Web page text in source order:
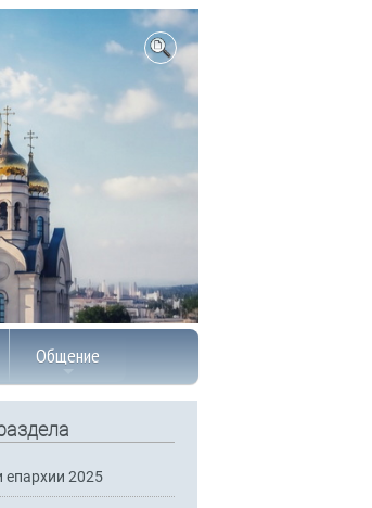
Общение
епархии 2025